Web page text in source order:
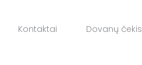
Kontaktai Dovanų čekis